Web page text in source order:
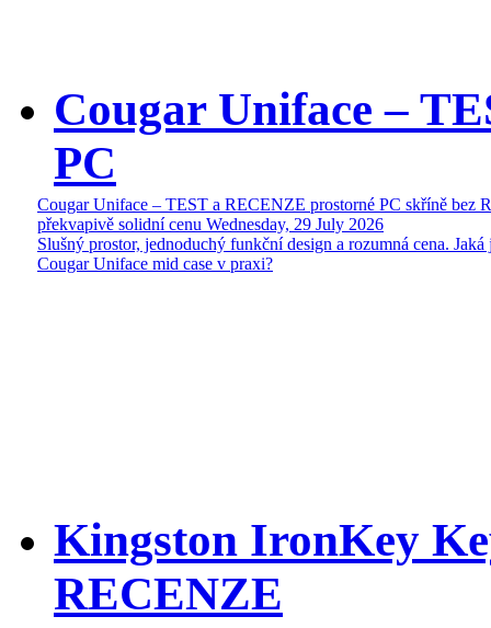
Cougar Uniface –
PC
Cougar Uniface – TEST a RECENZE prostorné PC skříně bez
překvapivě solidní cenu Wednesday, 29 July 2026
Slušný prostor, jednoduchý funkční design a rozumná cena. Jaká
Cougar Uniface mid case v praxi?
Kingston IronKey
RECENZE